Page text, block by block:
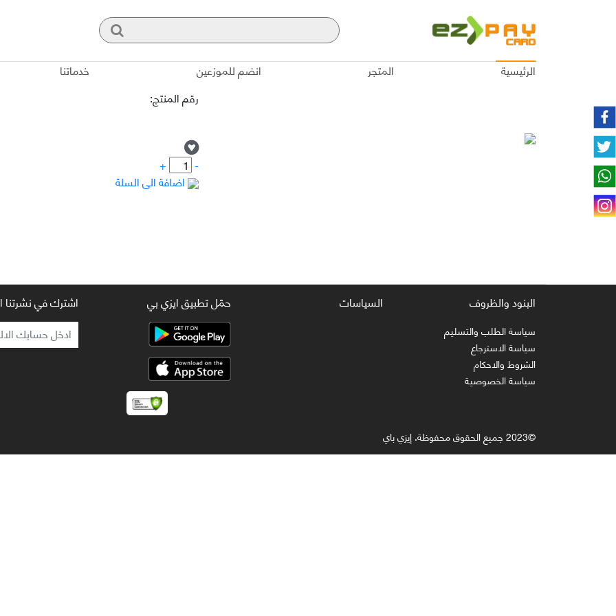
الرئيسية
المتجر انضم للموزعين خدماتنا
رقم المنتج:
-
+
اضافة الى السلة
البنود والظروف
سياسة الطلب والتسليم
سياسة الاسترجاع
الشروط والاحكام
سياسة الخصوصية
السياسات حمّل تطبيق ايزي بي
اشترك في نشرتنا
©2023 جميع الحقوق محفوظة. إيزي باي